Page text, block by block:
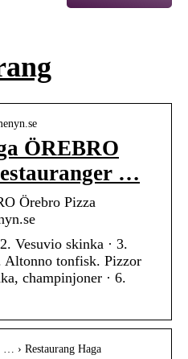
ÖREBRO
…
Örebro Pizza
Vesuvio skinka · 3.
Altonno tonfisk. Pizzor
champinjoner · 6.
› Restaurang Haga